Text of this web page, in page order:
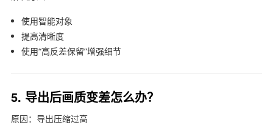
使用智能对象
提高清晰度
使用“高反差保留”增强细节
5. 导出后画质变差怎么办？
原因：导出压缩过高